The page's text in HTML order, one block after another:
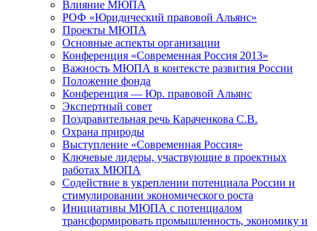
Влияние МЮПА
РОФ «Юридический правовой Альянс»
Проекты МЮПА
Основные аспекты организации
Конференция «Современная Россия 2013»
Важность МЮПА в контексте развития России
Положение фонда
Конференция — Юр. правовой Альянс
Экспертный совет
Поздравительная речь Караченкова С.В.
Охрана природы
Выступление «Современная Россия»
Ключевые лидеры, участвующие в проектных
работах МЮПА
Cодействие в укреплении потенциала России и
стимулировании экономического роста
Инициативы МЮПА с потенциалом
трансформировать промышленность, экономику и